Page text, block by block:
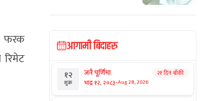
फरक
आगामी बिदाहरु
१२
शुक्र
जनै पूर्णिमा
भाद्र १२, २०८३-Aug 28, 2026
२१ दिन बाँकी